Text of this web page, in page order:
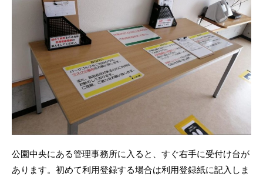
公園中央にある管理事務所に入ると、すぐ右手に受付け台が
あります。初めて利用登録する場合は利用登録紙に記入しま